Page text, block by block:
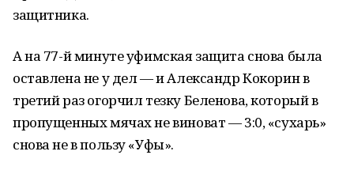
защитника.
А на 77-й минуте уфимская защита снова была
оставлена не у дел — и Александр Кокорин в
третий раз огорчил тезку Беленова, который в
пропущенных мячах не виноват — 3:0, «сухарь»
снова не в пользу «Уфы».